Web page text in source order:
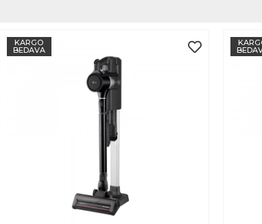
KARGO
BEDAVA